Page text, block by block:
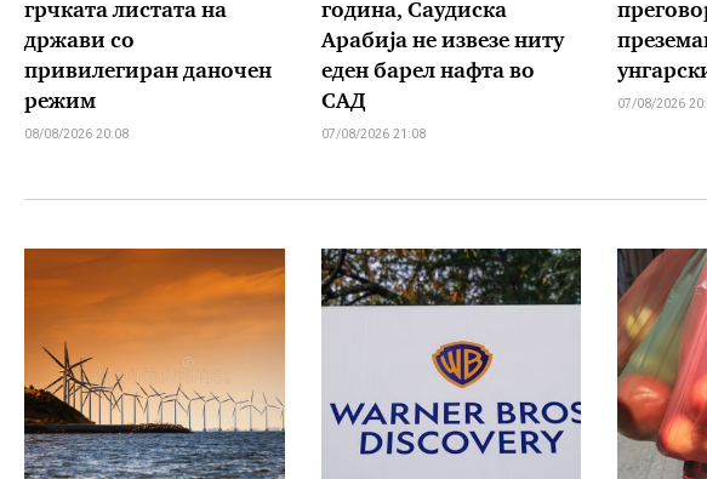
грчката листата на
држави со
привилегиран даночен
режим
08/08/2026 20:08
година, Саудиска
Арабија не извезе ниту
еден барел нафта во
САД
07/08/2026 21:08
07/08/2026